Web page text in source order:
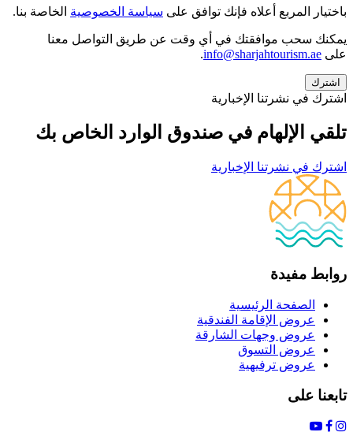
باختيار المربع أعلاه فإنك توافق على سياسة الخصوصية الخاصة بنا.
يمكنك سحب موافقتك في أي وقت عن طريق التواصل معنا
على info@sharjahtourism.ae
.
اشترك في نشرتنا الإخبارية
تلقي الإلهام في صندوق الوارد الخاص بك
اشترك في نشرتنا الإخبارية
روابط مفيدة
الصفحة الرئيسية
عروض الإقامة الفندقية
عروض وجهات الشارقة
عروض التسوق
عروض ترفيهية
تابعنا على